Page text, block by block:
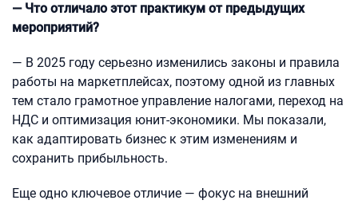
— Что отличало этот практикум от предыдущих
мероприятий?
— В 2025 году серьезно изменились законы и правила
работы на маркетплейсах, поэтому одной из главных
тем стало грамотное управление налогами, переход на
НДС и оптимизация юнит-экономики. Мы показали,
как адаптировать бизнес к этим изменениям и
сохранить прибыльность.
Еще одно ключевое отличие — фокус на внешний